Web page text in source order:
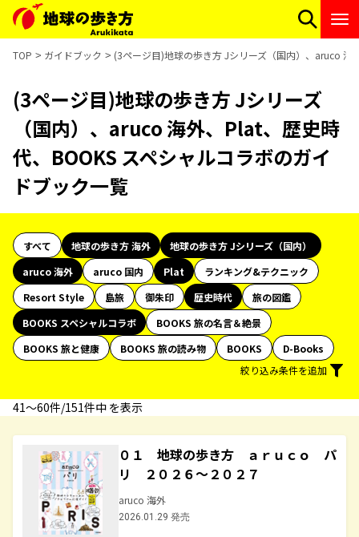
TOP ガイドブック (3ページ目)地球の歩き方 Jシリーズ（国内）、aruco
(3ページ目)地球の歩き方 Jシリーズ
（国内）、aruco 海外、Plat、歴史時
代、BOOKS スペシャルコラボのガイ
ドブック一覧
すべて 地球の歩き方 海外
地球の歩き方 Jシリーズ（国内）
aruco 海外
aruco 国内 Plat
ランキング&テクニック
Resort Style
島旅 御朱印 歴史時代
旅の図鑑
BOOKS スペシャルコラボ
BOOKS 旅の名言＆絶景
BOOKS 旅と健康
BOOKS 旅の読み物 BOOKS
D-Books
絞り込み条件を追加
41〜60件/151件中 を表示
０１ 地球の歩き方 ａｒｕｃｏ パ
リ ２０２６～２０２７
aruco 海外
2026.01.29 発売